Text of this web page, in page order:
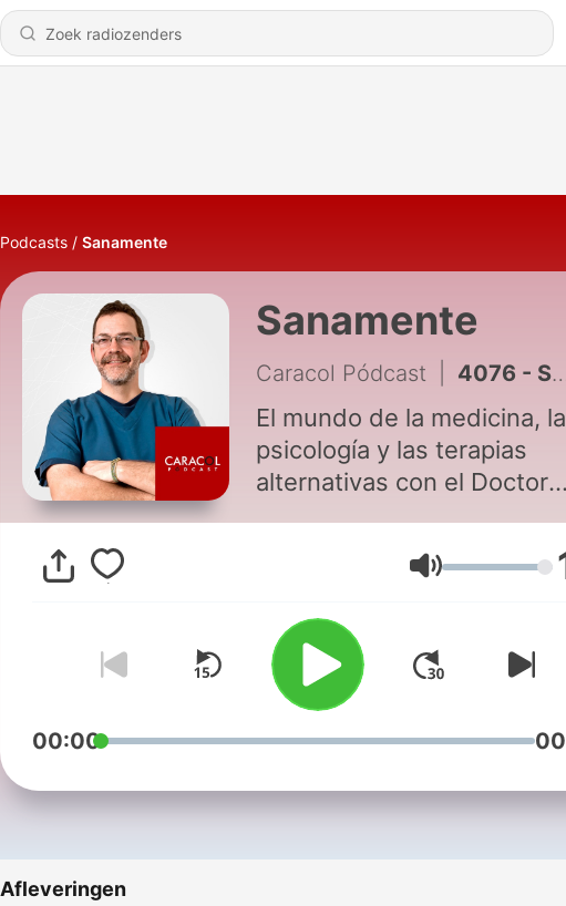
Podcasts Sanamente
Sanamente
Caracol Pódcast 4076 - SANAMENTE ANEMIA 11 DE AGOSTO
El mundo de la medicina, la
psicología y las terapias
alternativas con el Doctor
Volume
00:00
Afleveringen